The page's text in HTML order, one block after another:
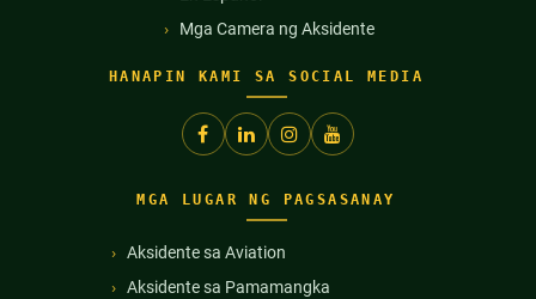
Mga Camera ng Aksidente
HANAPIN KAMI SA SOCIAL MEDIA
MGA LUGAR NG PAGSASANAY
Aksidente sa Aviation
Aksidente sa Pamamangka